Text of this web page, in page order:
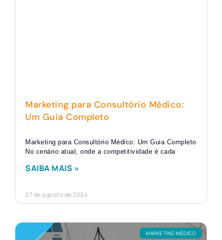
Marketing para Consultório Médico:
Um Guia Completo
Marketing para Consultório Médico: Um Guia Completo
No cenário atual, onde a competitividade é cada
SAIBA MAIS »
27 de agosto de 2024
MARKETING MÉDICO